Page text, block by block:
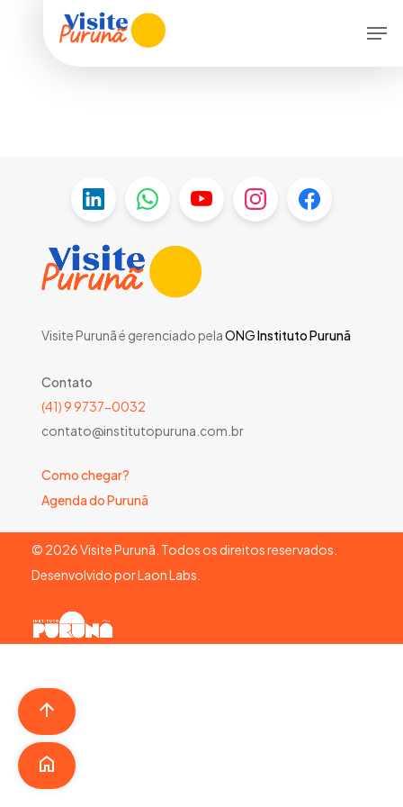
Visite Purunã é gerenciado pelaONGInstituto Purunã
Contato
(41) 9 9737-0032
contato@institutopuruna.com.br
Como chegar?
Agenda do Purunã
© 2026Visite Purunã. Todos os direitos reservados.
Desenvolvido porLaon Labs